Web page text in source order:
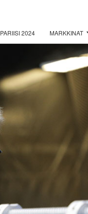
PARIISI 2024 MARKKINAT